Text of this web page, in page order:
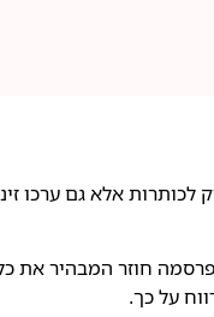
לכותרות אלא גם ערכו
2018 רשות המיסים פרסמה
על כך.